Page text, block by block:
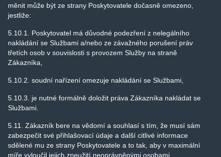
měnit může být ze strany Poskytovatele dočasně omezeno,
jestliže:
5.10.1. Poskytovatel má důvodné podezření z nelegálního
nakládání se Službami a/nebo ze závažného porušení práv
třetích osob v souvislosti s provozem Služby na straně
Zákazníka,
5.10.2. soudní nařízení omezuje nakládání se Službami,
5.10.3. je nutné formálně doložit práva Zákazníka nakládat se
Službami.
5.11. Zákazník bere na vědomí a souhlasí s tím, že musí sám
zabezpečit své přihlašovací údaje a další citlivé informace
sdělené mu ze strany Poskytovatele a to tak, aby v maximální
míře vyloučil jejich zneužití neoprávněnými osobami.